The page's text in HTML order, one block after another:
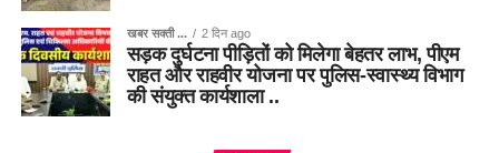
खबर सक्ती ... 2 दिन ago
सड़क दुर्घटना पीड़ितों को मिलेगा बेहतर लाभ, पीएम
राहत और राहवीर योजना पर पुलिस-स्वास्थ्य विभाग
की संयुक्त कार्यशाला ..